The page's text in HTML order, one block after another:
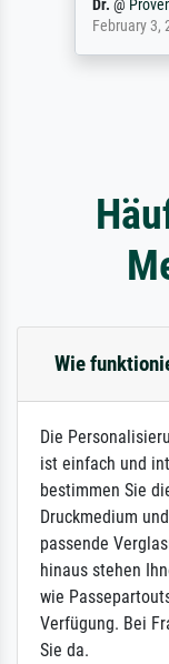
Dr. @
February 3,
Wie
Die
ist einfach und
bestimmen Sie
Druckmedium
passende
hinaus stehen
wie
Verfügung. Bei
Sie da.